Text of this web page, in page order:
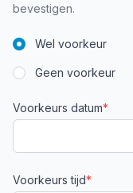
bevestigen.
Wel voorkeur
Geen voorkeur
Voorkeurs datum*
Voorkeurs tijd*